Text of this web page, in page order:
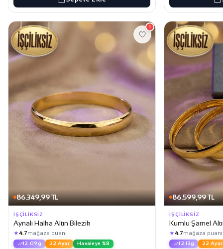
86.349,99 TL
1
İŞÇILIKSIZ
Aynalı Halka Altın Bilezik
★4.7mağaza puanı
12.09g 22 Ayar Havaleye %8
86.599,99 TL
İŞÇILIKSIZ
Kumlu Şarnel
★4.7mağaza puanı
12.13g 22 Ayar